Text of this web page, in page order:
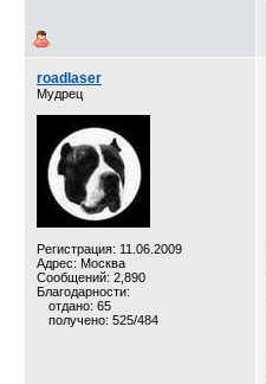
roadlaser
Мудрец
Регистрация: 11.06.2009
Адрес: Москва
Сообщений: 2,890
Благодарности:
отдано: 65
получено: 525/484